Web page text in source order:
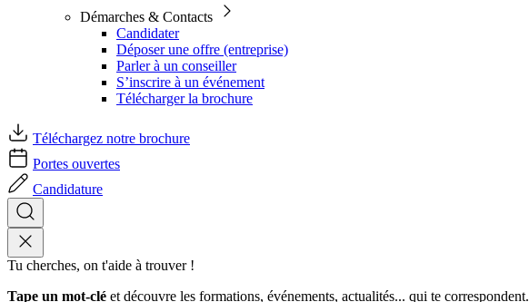
Démarches & Contacts
Candidater
Déposer une offre (entreprise)
Parler à un conseiller
S’inscrire à un événement
Télécharger la brochure
Téléchargez notre brochure
Portes ouvertes
Candidature
Tu cherches, on t'aide à trouver !
Tape un mot-clé et découvre les formations, événements, actualités... qui te correspondent.